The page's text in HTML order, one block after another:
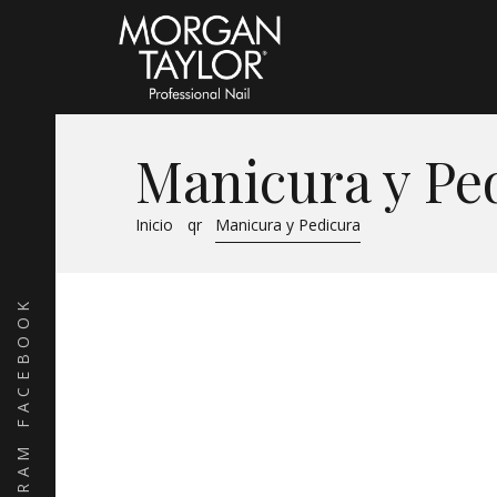
FACEBOOK
Manicura y
Inicio qr Manicura y Pedicura